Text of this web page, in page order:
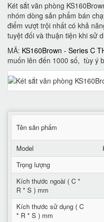
Két sắt văn phòng
nhóm dòng sản phẩm bán
điểm vượt trội nhất có khả
tuyệt đối và thuận tiện khi sử
MÃ: KS160Brown - Series C
muốn lên đến 1000 số, tùy ý
Tên sản phẩm
Model
Trọng lượng
Kích thước ngoài ( C *
R * S ) mm
Kích thước sử dụng ( C
* R * S ) mm